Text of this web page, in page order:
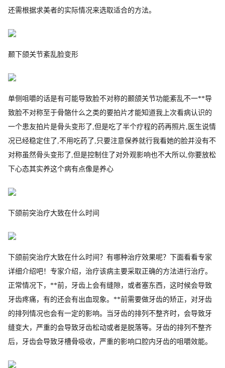
还需根据求美者的实际情况来选取适合的方法。
颞下颌关节紊乱脸变形
单侧咀嚼的话是有可能导致脸不对称的颞颌关节功能紊乱不一**导
致脸不对称至于骨骼什么之类的要拍片才能知道我上次看病认识的
一个患友拍片是骨头变形了,但是吃了半个疗程的药再照片,医生说情
况已经稳定住了,不用吃药了,只要注意保养就行我看她的脸并没有不
对称虽然骨头变形了,但是控制住了对外观影响也不大所以,你要放松
下心态其实养这个病有点像是养心
下颌前突治疗大致在什么时间
下颌前突治疗大致在什么时间？有哪种治疗效果呢？下面看看专家
详细介绍吧！专家介绍，治疗该病主要采取正确的方法进行治疗。
正常情况下，**前，牙齿上会有缝隙，或者塞东西，这时候会导致
牙齿疼痛，有的还会有出血现象。**前需要做牙齿的矫正，对牙齿
的排列情况也会有一定的影响。当牙齿的排列不整齐时，会导致牙
缝变大，严重的会导致牙齿松动或者是脱落等。牙齿的排列不整齐
后，牙齿会导致牙槽骨吸收，严重的影响口腔内牙齿的咀嚼效能。